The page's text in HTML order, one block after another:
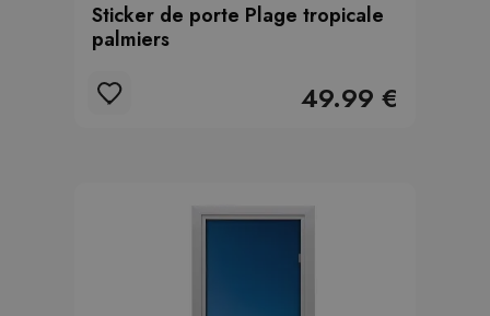
Sticker de porte Plage tropicale
palmiers
49.99 €